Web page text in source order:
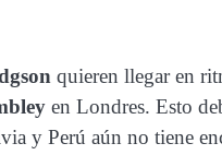
quieren llegar en
en Londres. Esto
y Perú aún no tiene